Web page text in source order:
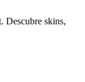
Descubre skins,